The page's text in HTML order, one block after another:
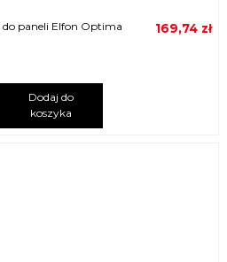
paneli Elfon Optima 169,74 zł
Dodaj do
koszyka